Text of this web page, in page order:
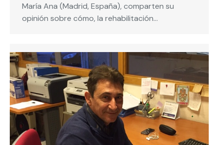
María Ana (Madrid, España), comparten su
opinión sobre cómo, la rehabilitación…